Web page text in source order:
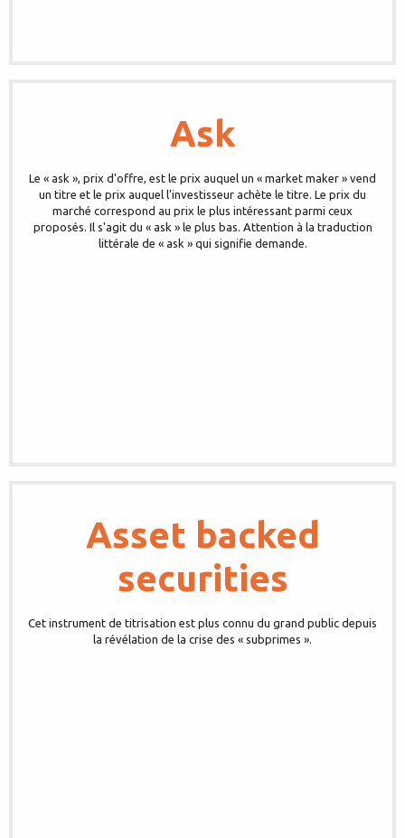
Ask
Le « ask », prix d'offre, est le prix auquel un « market maker » vend
un titre et le prix auquel l'investisseur achète le titre. Le prix du
marché correspond au prix le plus intéressant parmi ceux
proposés. Il s'agit du « ask » le plus bas. Attention à la traduction
littérale de « ask » qui signifie demande.
Asset backed
securities
Cet instrument de titrisation est plus connu du grand public depuis
la révélation de la crise des « subprimes ».